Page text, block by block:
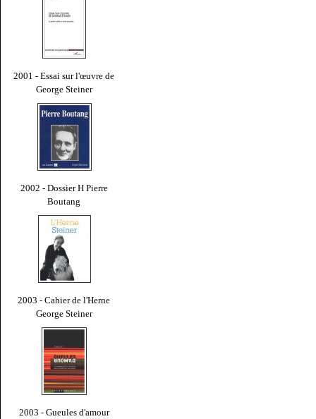
2001 - Essai sur l'œuvre de
George Steiner
2002 - Dossier H Pierre
Boutang
2003 - Cahier de l'Herne
George Steiner
2003 - Gueules d'amour